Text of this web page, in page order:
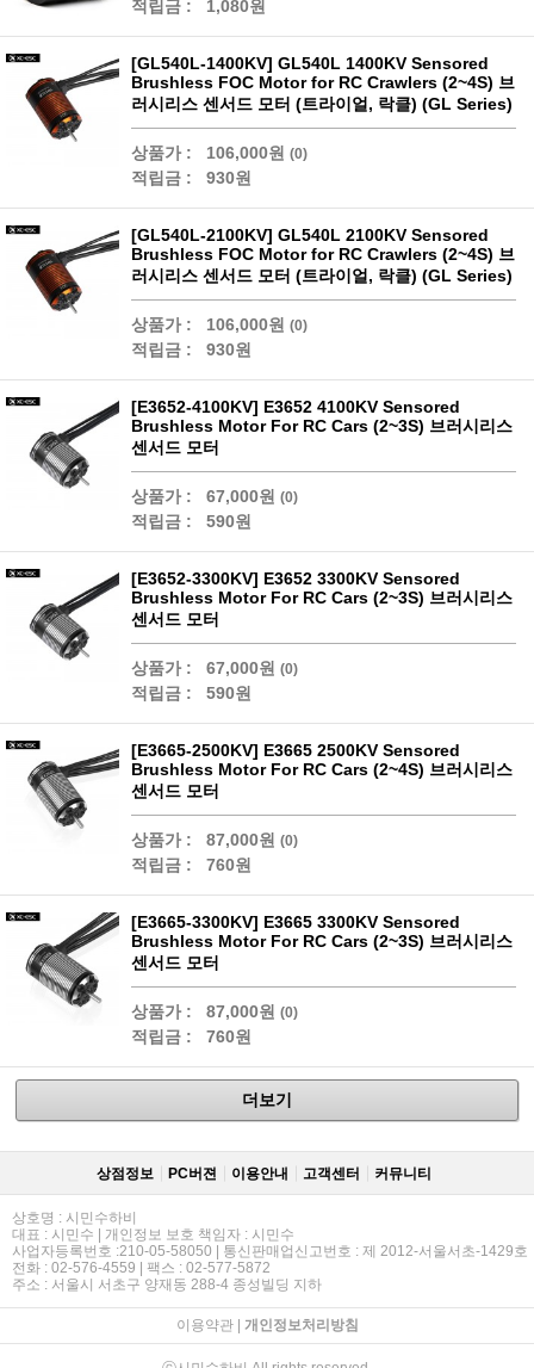
적립금 : 1,080원
[GL540L-1400KV] GL540L 1400KV Sensored
Brushless FOC Motor for RC Crawlers (2~4S) 브
러시리스 센서드 모터 (트라이얼, 락클) (GL Series)
상품가 : 106,000원 (0)
적립금 : 930원
[GL540L-2100KV] GL540L 2100KV Sensored
Brushless FOC Motor for RC Crawlers (2~4S) 브
러시리스 센서드 모터 (트라이얼, 락클) (GL Series)
상품가 : 106,000원 (0)
적립금 : 930원
[E3652-4100KV] E3652 4100KV Sensored
Brushless Motor For RC Cars (2~3S) 브러시리스
센서드 모터
상품가 : 67,000원 (0)
적립금 : 590원
[E3652-3300KV] E3652 3300KV Sensored
Brushless Motor For RC Cars (2~3S) 브러시리스
센서드 모터
상품가 : 67,000원 (0)
적립금 : 590원
[E3665-2500KV] E3665 2500KV Sensored
Brushless Motor For RC Cars (2~4S) 브러시리스
센서드 모터
상품가 : 87,000원 (0)
적립금 : 760원
[E3665-3300KV] E3665 3300KV Sensored
Brushless Motor For RC Cars (2~3S) 브러시리스
센서드 모터
상품가 : 87,000원 (0)
적립금 : 760원
더보기
상점정보 PC버젼 이용안내 고객센터 커뮤니티
상호명 : 시민수하비
대표 : 시민수 | 개인정보 보호 책임자 : 시민수
사업자등록번호 :210-05-58050 | 통신판매업신고번호 : 제 2012-서울서초-1429호
전화 : 02-576-4559 | 팩스 : 02-577-5872
주소 : 서울시 서초구 양재동 288-4 종성빌딩 지하
이용약관| 개인정보처리방침